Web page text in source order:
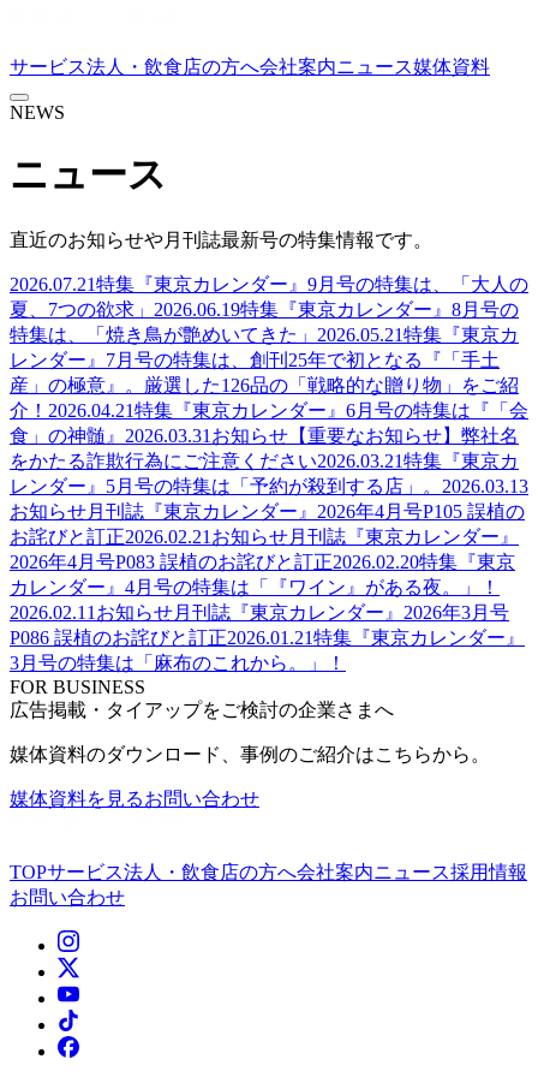
サービス法人・飲食店の方へ会社案内ニュース媒体資料
NEWS
ニュース
直近のお知らせや月刊誌最新号の特集情報です。
2026.07.21特集 『東京カレンダー』9月号の特集は、「大人の
夏、7つの欲求」 2026.06.19特集 『東京カレンダー』8月号の
特集は、「焼き鳥が艶めいてきた」 2026.05.21特集 『東京カ
レンダー』7月号の特集は、創刊25年で初となる『「手土
産」の極意』。厳選した126品の「戦略的な贈り物」をご紹
介！ 2026.04.21特集 『東京カレンダー』6月号の特集は『「会
食」の神髄』 2026.03.31 お知らせ 【重要なお知らせ】弊社名
をかたる詐欺行為にご注意ください2026.03.21特集 『東京カ
レンダー』5月号の特集は「予約が殺到する店」。 2026.03.13
お知らせ月刊誌『東京カレンダー』2026年4月号P105 誤植の
お詫びと訂正2026.02.21 お知らせ月刊誌『東京カレンダー』
2026年4月号P083 誤植のお詫びと訂正2026.02.20特集 『東京
カレンダー』4月号の特集は「『ワイン』がある夜。」！
2026.02.11 お知らせ月刊誌『東京カレンダー』2026年3月号
P086 誤植のお詫びと訂正2026.01.21特集 『東京カレンダー』
3月号の特集は「麻布のこれから。」！
FOR BUSINESS
広告掲載・タイアップをご検討の企業さまへ
媒体資料のダウンロード、事例のご紹介はこちらから。
媒体資料を見るお問い合わせ
TOPサービス法人・飲食店の方へ会社案内ニュース採用情報
お問い合わせ